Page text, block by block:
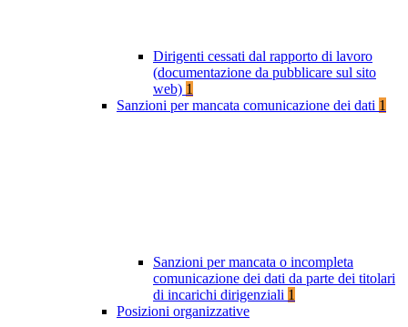
Dirigenti cessati dal rapporto di lavoro
(documentazione da pubblicare sul sito
web) 1
Sanzioni per mancata comunicazione dei dati 1
Sanzioni per mancata o incompleta
comunicazione dei dati da parte dei titolari
di incarichi dirigenziali 1
Posizioni organizzative